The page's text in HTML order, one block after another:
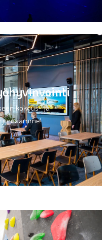
kokous- ja